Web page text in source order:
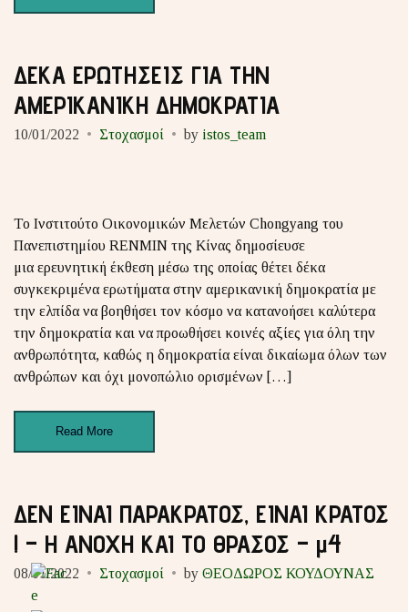
ΔΕΚΑ ΕΡΩΤΗΣΕΙΣ ΓΙΑ ΤΗΝ
ΑΜΕΡΙΚΑΝΙΚΗ ΔΗΜΟΚΡΑΤΙΑ
10/01/2022 Στοχασμοί by istos_team
Το Ινστιτούτο Οικονομικών Μελετών Chongyang του
Πανεπιστημίου RENMIN της Κίνας δημοσίευσε
μια ερευνητική έκθεση μέσω της οποίας θέτει δέκα
συγκεκριμένα ερωτήματα στην αμερικανική δημοκρατία με
την ελπίδα να βοηθήσει τον κόσμο να κατανοήσει καλύτερα
την δημοκρατία και να προωθήσει κοινές αξίες για όλη την
ανθρωπότητα, καθώς η δημοκρατία είναι δικαίωμα όλων των
ανθρώπων και όχι μονοπώλιο ορισμένων […]
Read More
ΔΕΝ ΕΙΝΑΙ ΠΑΡΑΚΡΑΤΟΣ, ΕΙΝΑΙ ΚΡΑΤΟΣ
! – Η ΑΝΟΧΗ ΚΑΙ ΤΟ ΘΡΑΣΟΣ – μ4
08/01/2022 Στοχασμοί by ΘΕΟΔΩΡΟΣ ΚΟΥΔΟΥΝΑΣ